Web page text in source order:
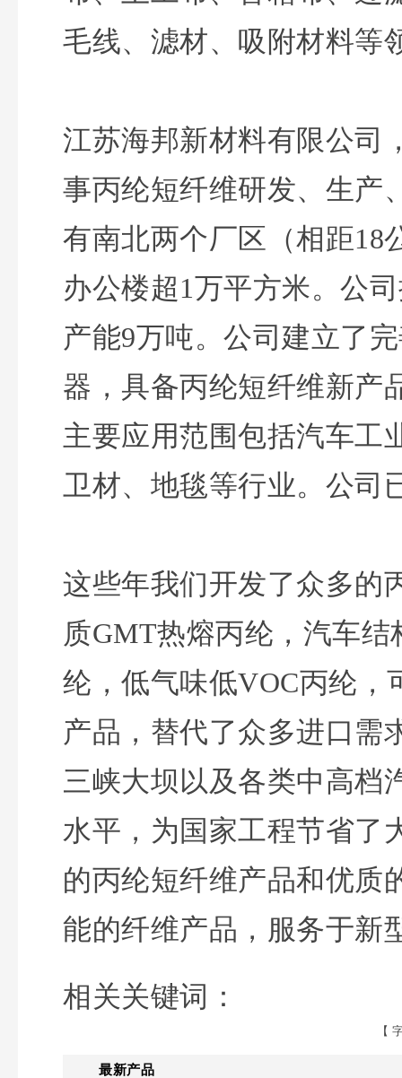
毛线、滤材、吸附材料等
江苏海邦新材料有限公司
事丙纶短纤维研发、生产
有南北两个厂区（相距18
办公楼超1万平方米。公
产能9万吨。公司建立了
器，具备丙纶短纤维新产
主要应用范围包括汽车工
卫材、地毯等行业。公司
这些年我们开发了众多的
质GMT热熔丙纶，汽车
纶，低气味低VOC丙纶，
产品，替代了众多进口需
三峡大坝以及各类中高档
水平，为国家工程节省了
的丙纶短纤维产品和优质
能的纤维产品，服务于新
相关关键词：
【
最新产品